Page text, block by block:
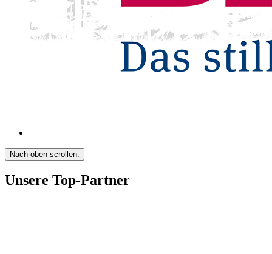
Nach oben scrollen.
Unsere Top-Partner